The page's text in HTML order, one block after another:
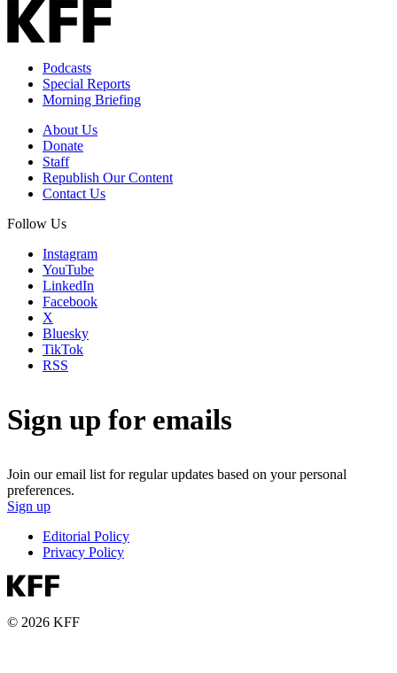
Podcasts
Special Reports
Morning Briefing
About Us
Donate
Staff
Republish Our Content
Contact Us
Follow Us
Instagram
YouTube
LinkedIn
Facebook
X
Bluesky
TikTok
RSS
Sign up for emails
Join our email list for regular updates based on your personal
preferences.
Sign up
Editorial Policy
Privacy Policy
© 2026 KFF